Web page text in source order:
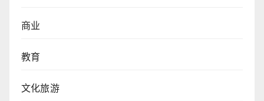
商业
教育
文化旅游